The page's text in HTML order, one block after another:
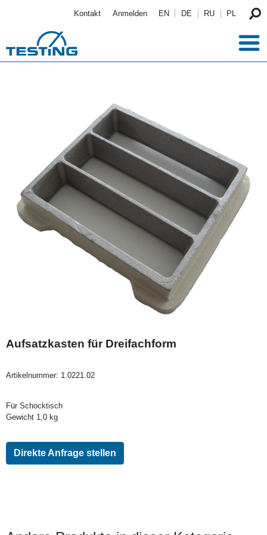
Kontakt Anmelden EN DE RU PL
Aufsatzkasten für Dreifachform
Artikelnummer: 1.0221.02
Für Schocktisch
Gewicht 1,0 kg
Direkte Anfrage stellen